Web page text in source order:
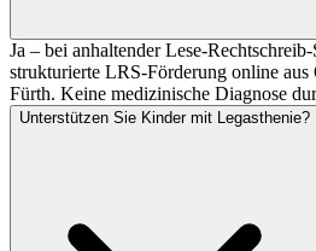
Ja – bei anhaltender Lese-
strukturierte LRS-Förderung online
Fürth. Keine medizinische Diagnose
Unterstützen Sie Kinder mit Legasthenie?